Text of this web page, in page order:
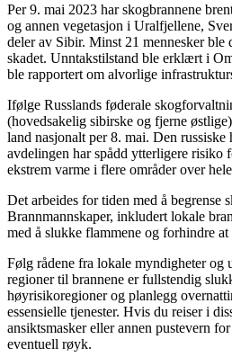
Per 9. mai 2023 har skogbrannene
og annen vegetasjon i Uralfjellene,
deler av Sibir. Minst 21 mennesker ble
skadet. Unntakstilstand ble erklært i
ble rapportert om alvorlige
Ifølge Russlands føderale
(hovedsakelig sibirske og fjerne
land nasjonalt per 8. mai. Den
avdelingen har spådd ytterligere risiko
ekstrem varme i flere områder over
Det arbeides for tiden med å begrense
Brannmannskaper, inkludert lokale
med å slukke flammene og forhindre at
Følg rådene fra lokale myndigheter og
regioner til brannene er fullstendig
høyrisikoregioner og planlegg
essensielle tjenester. Hvis du reiser i
ansiktsmasker eller annen pustevern
eventuell røyk.